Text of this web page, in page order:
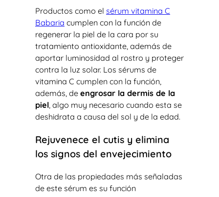
Productos como el sérum vitamina C
Babaria cumplen con la función de
regenerar la piel de la cara por su
tratamiento antioxidante, además de
aportar luminosidad al rostro y proteger
contra la luz solar. Los sérums de
vitamina C cumplen con la función,
además, de engrosar la dermis de la
piel, algo muy necesario cuando esta se
deshidrata a causa del sol y de la edad.
Rejuvenece el cutis y elimina
los signos del envejecimiento
Otra de las propiedades más señaladas
de este sérum es su función